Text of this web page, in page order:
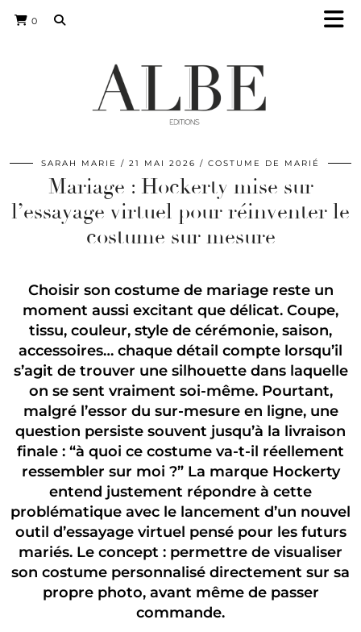
0
SARAH MARIE 21 MAI 2026 COSTUME DE MARIÉ
Mariage : Hockerty mise sur
l’essayage virtuel pour réinventer le
costume sur mesure
Choisir son costume de mariage reste un
moment aussi excitant que délicat. Coupe,
tissu, couleur, style de cérémonie, saison,
accessoires… chaque détail compte lorsqu’il
s’agit de trouver une silhouette dans laquelle
on se sent vraiment soi-même. Pourtant,
malgré l’essor du sur-mesure en ligne, une
question persiste souvent jusqu’à la livraison
finale : “à quoi ce costume va-t-il réellement
ressembler sur moi ?” La marque Hockerty
entend justement répondre à cette
problématique avec le lancement d’un nouvel
outil d’essayage virtuel pensé pour les futurs
mariés. Le concept : permettre de visualiser
son costume personnalisé directement sur sa
propre photo, avant même de passer
commande.